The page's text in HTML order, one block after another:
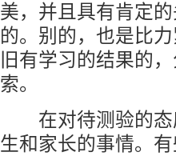
美，并且具有肯定
的。别的，也是比
旧有学习的结果的
索。
在对待测验的态
生和家长的事情。